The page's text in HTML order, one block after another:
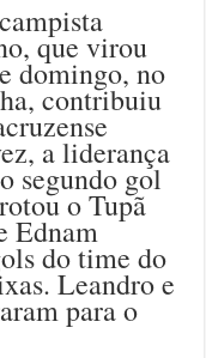
que virou
domingo, no
contribuiu
a liderança
segundo gol
o Tupã
Ednam
do time do
Leandro e
para o